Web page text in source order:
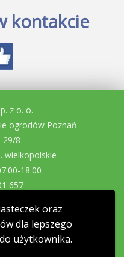
oraz
dla lepszego
użytkownika.
kontakcie
z o. o.
ogrodów Poznań
29/8
wielkopolskie
18:00
657